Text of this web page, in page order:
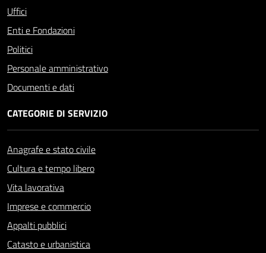
Uffici
Enti e Fondazioni
Politici
Personale amministrativo
Documenti e dati
CATEGORIE DI SERVIZIO
Anagrafe e stato civile
Cultura e tempo libero
Vita lavorativa
Imprese e commercio
Appalti pubblici
Catasto e urbanistica